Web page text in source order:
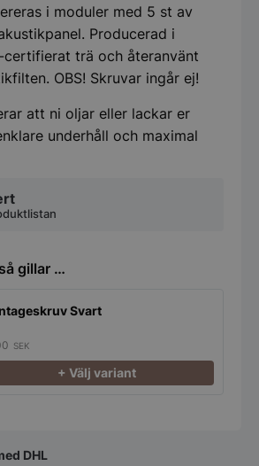
i moduler med 5 st av
Producerad i
certifierat trä och återanvänt
OBS! Skruvar ingår ej!
att ni oljar eller lackar er
underhåll och maximal
gillar …
Svart
SEK
+ Välj variant
DHL